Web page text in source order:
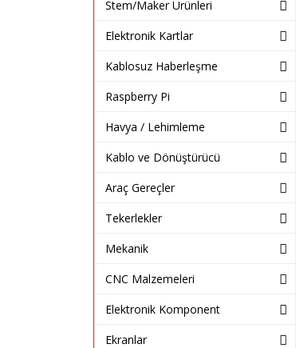
Stem/Maker Ürünleri
Elektronik Kartlar
Kablosuz Haberleşme
Raspberry Pi
Havya / Lehimleme
Kablo ve Dönüştürücü
Araç Gereçler
Tekerlekler
Mekanik
CNC Malzemeleri
Elektronik Komponent
Ekranlar